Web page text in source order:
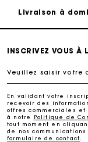
Livraison à
INSCRIVEZ VOUS À
Veuillez saisir votre
En validant votre
recevoir des
offres commerciales
à notre
Politique de
tout moment en
de nos
formulaire de contact